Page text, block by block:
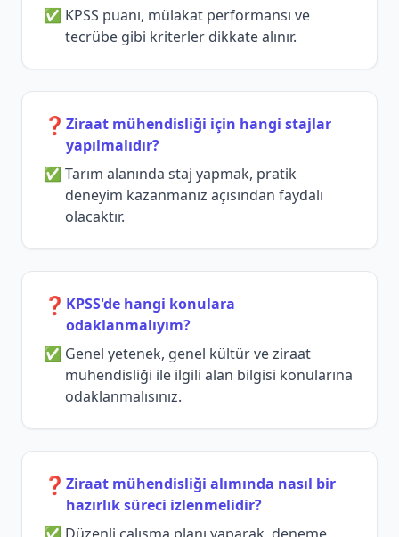
KPSS puanı, mülakat performansı ve
tecrübe gibi kriterler dikkate alınır.
❓ Ziraat mühendisliği için hangi stajlar
yapılmalıdır?
Tarım alanında staj yapmak, pratik
deneyim kazanmanız açısından faydalı
olacaktır.
❓ KPSS'de hangi konulara
odaklanmalıyım?
Genel yetenek, genel kültür ve ziraat
mühendisliği ile ilgili alan bilgisi konularına
odaklanmalısınız.
❓ Ziraat mühendisliği alımında nasıl bir
hazırlık süreci izlenmelidir?
Düzenli çalışma planı yaparak, deneme